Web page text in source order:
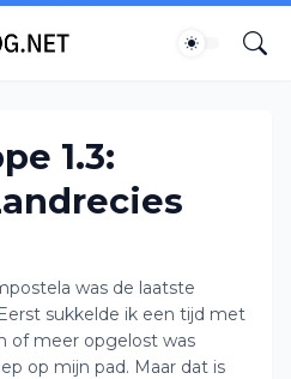
1.3:
was de laatste
sukkelde ik een tijd met
of meer opgelost was
op mijn pad. Maar dat is